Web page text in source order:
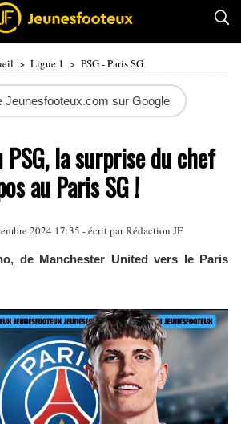
> Ligue 1 > PSG - Paris SG
Jeunesfooteux.com sur Google
PSG, la surprise du chef
au Paris SG !
2024 17:35 - écrit par Rédaction JF
de Manchester United vers le Paris